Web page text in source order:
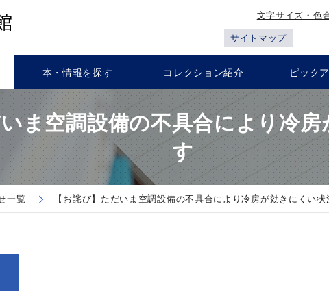
文字サイズ・色
サイトマップ
本・情報を探す コレクション紹介 ピック
ま空調設備の不具合により冷
す
一覧 【お詫び】ただいま空調設備の不具合により冷房が効きにくい状